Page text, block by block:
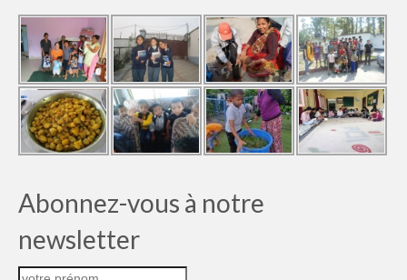
Abonnez-vous à notre
newsletter